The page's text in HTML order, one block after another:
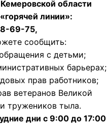
области
линии»:
69-75,
сообщить:
с детьми;
барьерах;
прав работников;
ветеранов Великой
тружеников тыла.
дни с 9:00 до 17:00